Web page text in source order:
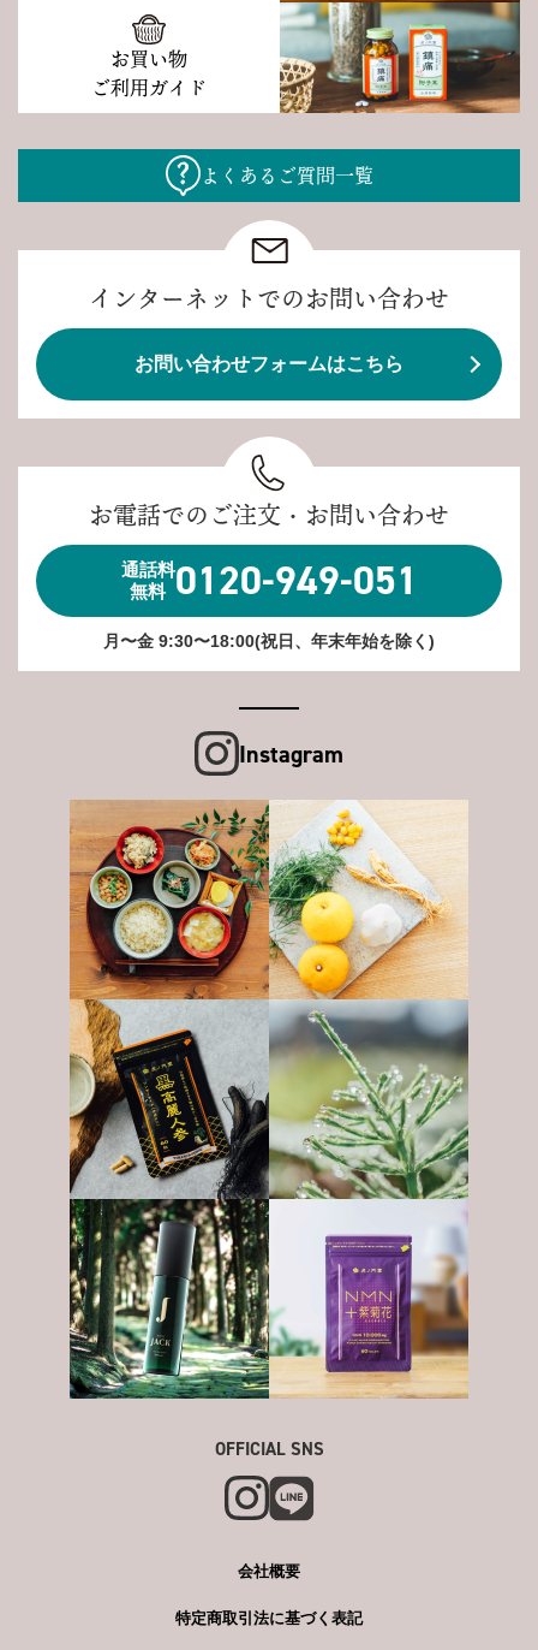
お買い物
ご利用ガイド
よくあるご質問一覧
インターネットでのお問い合わせ
お問い合わせフォームはこちら
お電話でのご注文・お問い合わせ
通話料
無料 0120-949-051
月〜金 9:30〜18:00(祝日、年末年始を除く)
Instagram
OFFICIAL SNS
会社概要
特定商取引法に基づく表記